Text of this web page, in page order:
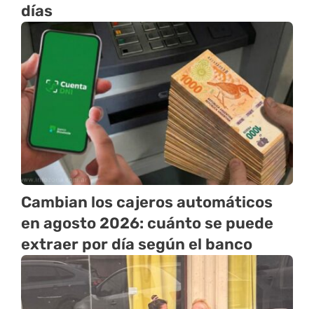
días
Cambian los cajeros automáticos
en agosto 2026: cuánto se puede
extraer por día según el banco